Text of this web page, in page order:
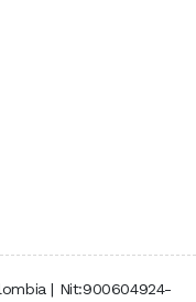
| Nit:900604924-